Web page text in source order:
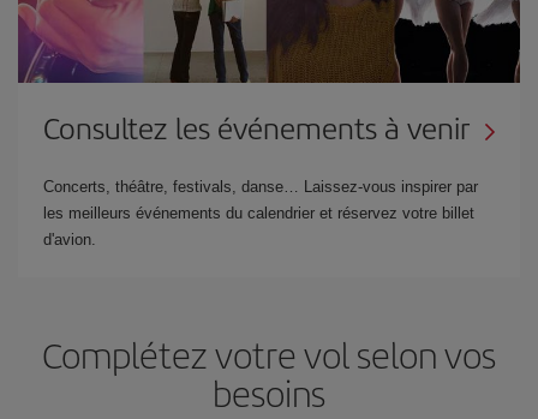
Consultez les événements à venir
Concerts, théâtre, festivals, danse… Laissez-vous inspirer par
les meilleurs événements du calendrier et réservez votre billet
d'avion.
Complétez votre vol selon vos
besoins